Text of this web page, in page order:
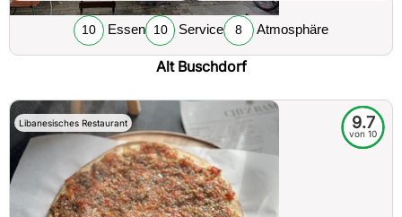
10 Essen 10 Service 8 Atmosphäre
Alt Buschdorf
Libanesisches Restaurant 9.7
von 10